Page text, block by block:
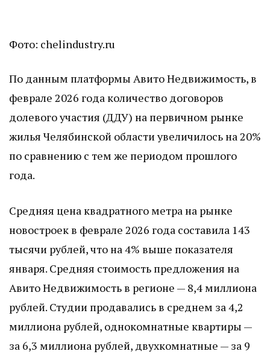
Фото: chelindustry.ru
По данным платформы Авито Недвижимость, в
феврале 2026 года количество договоров
долевого участия (ДДУ) на первичном рынке
жилья Челябинской области увеличилось на 20%
по сравнению с тем же периодом прошлого
года.
Средняя цена квадратного метра на рынке
новостроек в феврале 2026 года составила 143
тысячи рублей, что на 4% выше показателя
января. Средняя стоимость предложения на
Авито Недвижимость в регионе — 8,4 миллиона
рублей. Студии продавались в среднем за 4,2
миллиона рублей, однокомнатные квартиры —
за 6,3 миллиона рублей, двухкомнатные — за 9